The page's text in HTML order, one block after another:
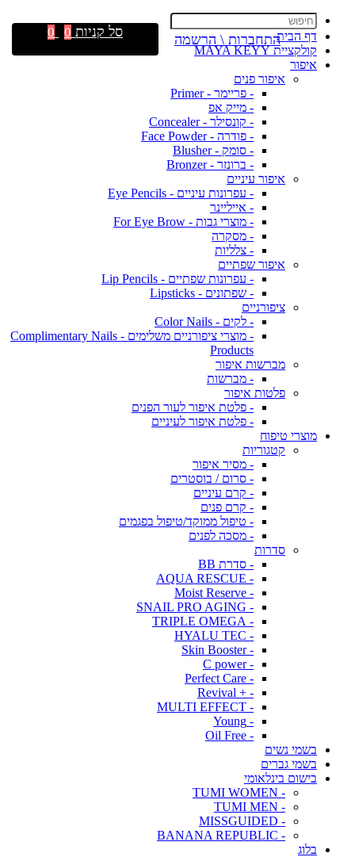
דף הבית
קולקציית MAYA KEYY
איפור
איפור פנים
- פריימר - Primer
- מייק אפ
- קונסילר - Concealer
- פודרה - Face Powder
- סומק - Blusher
- ברונזר - Bronzer
איפור עיניים
- עפרונות עיניים - Eye Pencils
- אייליינר
- מוצרי גבות - For Eye Brow
- מסקרה
- צלליות
איפור שפתיים
- עפרונות שפתיים - Lip Pencils
- שפתונים - Lipsticks
ציפורניים
- לקים - Color Nails
- מוצרי ציפורניים משלימים - Complimentary Nails
Products
מברשות איפור
- מברשות
פלטות איפור
- פלטת איפור לעור הפנים
- פלטת איפור לעיניים
מוצרי טיפוח
קטגוריות
- מסיר איפור
- סרום / בוסטרים
- קרם עיניים
- קרם פנים
- טיפול ממוקד/טיפול בפגמים
- מסכה לפנים
סדרות
- סדרת BB
- AQUA RESCUE
- Moist Reserve
- SNAIL PRO AGING
- TRIPLE OMEGA
- HYALU TEC
- Skin Booster
- C power
- Perfect Care
- + Revival
- MULTI EFFECT
- Young
- Oil Free
בשמי נשים
בשמי גברים
בישום בינלאומי
- TUMI WOMEN
- TUMI MEN
- MISSGUIDED
- BANANA REPUBLIC
בלוג
התחברות \ הרשמה סל קניות 0
0